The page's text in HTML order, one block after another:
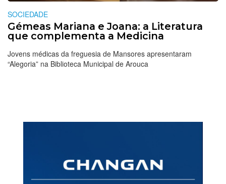
SOCIEDADE
Gémeas Mariana e Joana: a Literatura
que complementa a Medicina
Jovens médicas da freguesia de Mansores apresentaram
“Alegoria” na Biblioteca Municipal de Arouca